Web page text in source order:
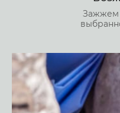
Зажжем